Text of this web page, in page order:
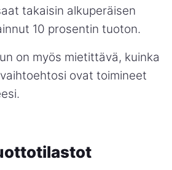
takaisin alkuperäisen
10 prosentin tuoton.
on myös mietittävä, kuinka
ovat toimineet